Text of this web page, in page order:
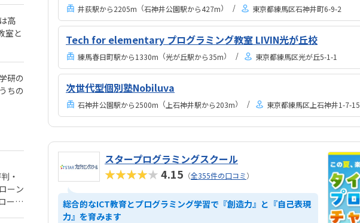
高
室と
研の
ちの
・
ーン
ーン
井荻駅から2205m （石神井公園駅から427m） 東京都練馬区石神井町6-9-2
Tech for elementary プログラミング教室 LIVIN光が丘校
練馬春日町駅から1330m （光が丘駅から35m） 東京都練馬区光が丘5-1-1
次世代型個別塾Nobiluva
石神井公園駅から2500m （ 上石神井駅から203m） 東京都練馬区上石神井1-7-15
スタープログラミングスクール
★★★★★4.15 （全355件の口コミ）
総合的なICT教育とプログラミング学習で『創造力』と『自己表現
力』を育みます